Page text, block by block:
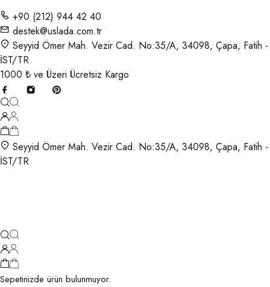
+90 (212) 944 42 40
destek@uslada.com.tr
Seyyid Ömer Mah. Vezir Cad. No:35/A, 34098, Çapa, Fatih -
İST/TR
1000 ₺ ve Üzeri Ücretsiz Kargo
Seyyid Ömer Mah. Vezir Cad. No:35/A, 34098, Çapa, Fatih -
İST/TR
Sepetinizde ürün bulunmuyor.